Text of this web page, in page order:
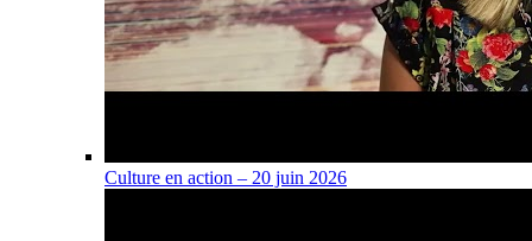
Culture en action – 20 juin 2026